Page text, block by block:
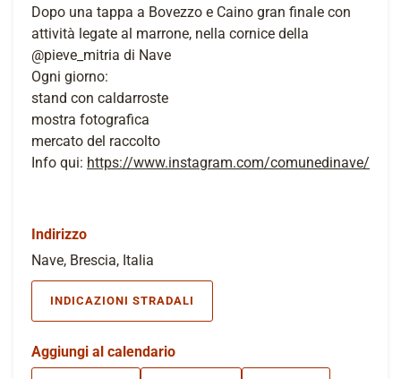
Dopo una tappa a Bovezzo e Caino gran finale con
attività legate al marrone, nella cornice della
@pieve_mitria di Nave
Ogni giorno:
stand con caldarroste
mostra fotografica
mercato del raccolto
Info qui: https://www.instagram.com/comunedinave/
Indirizzo
Nave, Brescia, Italia
INDICAZIONI STRADALI
Aggiungi al calendario